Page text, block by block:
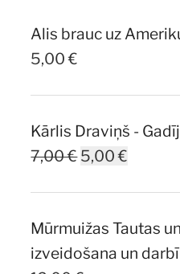
Alis brauc uz
5,00€
Kārlis Draviņš -
7,00€Original
7,00 €.
5,00€
5,00 €.
Mūrmuižas Tautas
izveidošana un